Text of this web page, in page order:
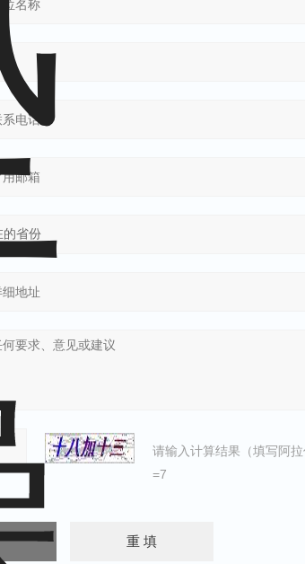
请输入计算结果（填写阿
=7